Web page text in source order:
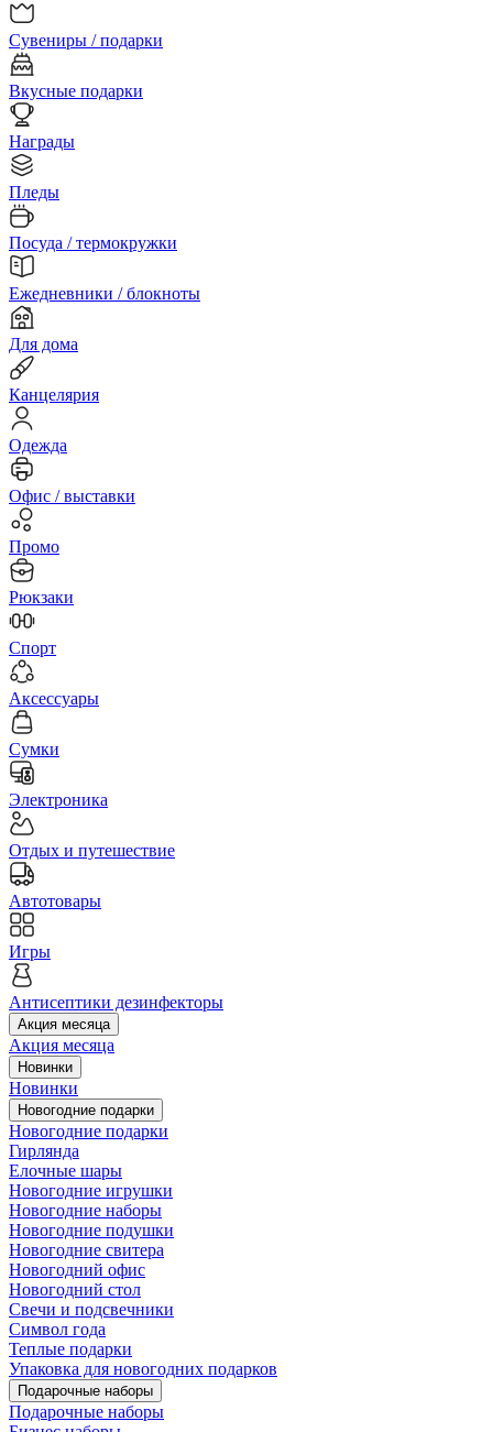
Сувениры / подарки
Вкусные подарки
Награды
Пледы
Посуда / термокружки
Ежедневники / блокноты
Для дома
Канцелярия
Одежда
Офис / выставки
Промо
Рюкзаки
Спорт
Аксессуары
Сумки
Электроника
Отдых и путешествие
Автотовары
Игры
Антисептики дезинфекторы
Акция месяца
Акция месяца
Новинки
Новинки
Новогодние подарки
Новогодние подарки
Гирлянда
Елочные шары
Новогодние игрушки
Новогодние наборы
Новогодние подушки
Новогодние свитера
Новогодний офис
Новогодний стол
Свечи и подсвечники
Символ года
Теплые подарки
Упаковка для новогодних подарков
Подарочные наборы
Подарочные наборы